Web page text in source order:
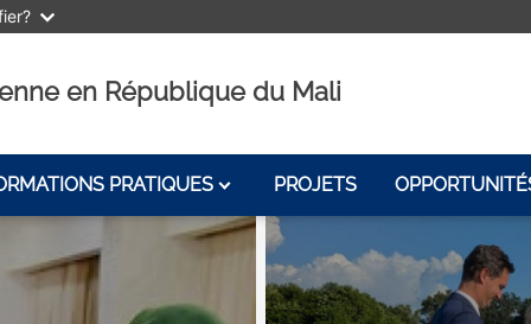
en République du Mali
PRATIQUES PROJETS